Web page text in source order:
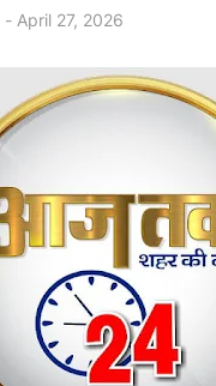
- April 27, 2026